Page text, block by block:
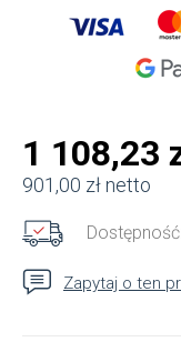
1 108,23
901,00 zł netto
Dostępność:
Zapytaj o ten